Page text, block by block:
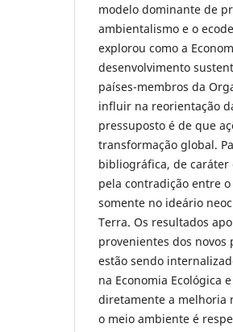
modelo dominante de
ambientalismo e o
explorou como a
desenvolvimento
países-membros da
influir na reorientação
pressuposto é de que
transformação global.
bibliográfica, de
pela contradição entre
somente no ideário
Terra. Os resultados
provenientes dos
estão sendo
na Economia Ecológica
diretamente a melhoria
o meio ambiente é